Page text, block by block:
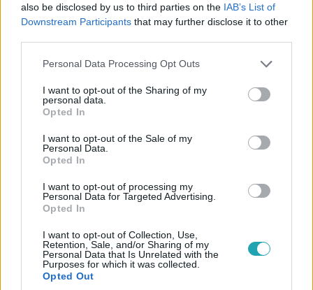
also be disclosed by us to third parties on the IAB’s List of
Downstream Participants that may further disclose it to other
Please note that this website/app uses one or more Google
not limited to your visit or usage behaviour. You may click to
grant or deny consent to Google and its third-party tags to
use your data for below specified purposes in below Google
consent section.
Personal Data Processing Opt Outs
I want to opt-out of the Sharing of my
personal data.
Opted In
I want to opt-out of the Sale of my
Personal Data.
Opted In
I want to opt-out of processing my
Personal Data for Targeted Advertising.
Opted In
I want to opt-out of Collection, Use,
Retention, Sale, and/or Sharing of my
Personal Data that Is Unrelated with the
Purposes for which it was collected.
Opted Out
A. Tibort kiskorú veszélyeztetésével gyanúsítják.
Belföld
A klímakáoszon nagyot nevető Semjén, a
visszalépő Biden, és egy hatalmas bulit csapó
Balázs